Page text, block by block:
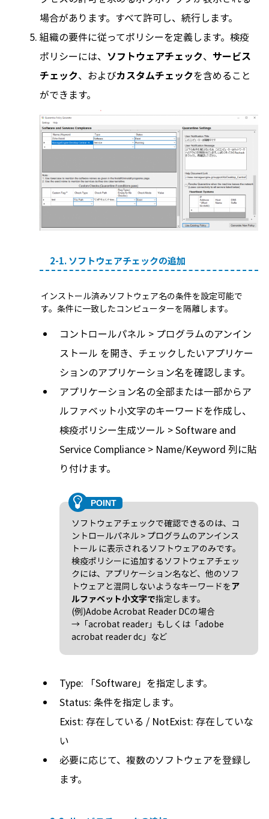
場合があります。すべて許可し、続行します。
組織の要件に従ってポリシーを定義します。検疫
ポリシーには、 ソフトウェアチェック、 サービス
チェック、およびカスタムチェックを含めること
ができます。
2-1. ソフトウェアチェックの追加
インストール済みソフトウェア名の条件を設定可能で
す。条件に一致したコンピューターを隔離します。
コントロールパネル > プログラムのアンイン
ストール を開き、チェックしたいアプリケー
ションのアプリケーション名を確認します。
アプリケーション名の全部または一部からア
ルファベット小文字のキーワードを作成し、
検疫ポリシー生成ツール > Software and
Service Compliance > Name/Keyword 列に貼
り付けます。
ソフトウェアチェックで確認できるのは、コ
ントロールパネル > プログラムのアンインス
トール に表示されるソフトウェアのみです。
検疫ポリシーに追加するソフトウェアチェッ
クには、アプリケーション名など、他のソフ
トウェアと混同しないようなキーワードをア
ルファベット小文字で指定します。
(例)Adobe Acrobat Reader DCの場合
→「acrobat reader」もしくは「adobe
acrobat reader dc」など
Type: 「Software」を指定します。
Status: 条件を指定します。
Exist: 存在している / NotExist: 存在していな
い
必要に応じて、複数のソフトウェアを登録し
ます。